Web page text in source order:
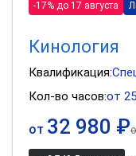
-17% до 17 августа
Кинология
Квалификация:
Кол-во часов:от
от 32 980 ₽